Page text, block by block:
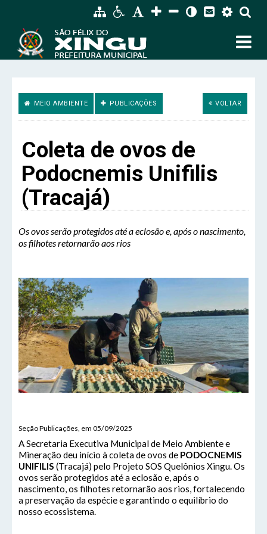
MEIO AMBIENTE PUBLICAÇÕES VOLTAR
Coleta de ovos de
Podocnemis Unifilis
(Tracajá)
Os ovos serão protegidos até a eclosão e, após o nascimento,
os filhotes retornarão aos rios
Seção Publicações, em 05/09/2025
A Secretaria Executiva Municipal de Meio Ambiente e
Mineração deu início à coleta de ovos de PODOCNEMIS
UNIFILIS (Tracajá) pelo Projeto SOS Quelônios Xingu. Os
ovos serão protegidos até a eclosão e, após o
nascimento, os filhotes retornarão aos rios, fortalecendo
a preservação da espécie e garantindo o equilíbrio do
nosso ecossistema.